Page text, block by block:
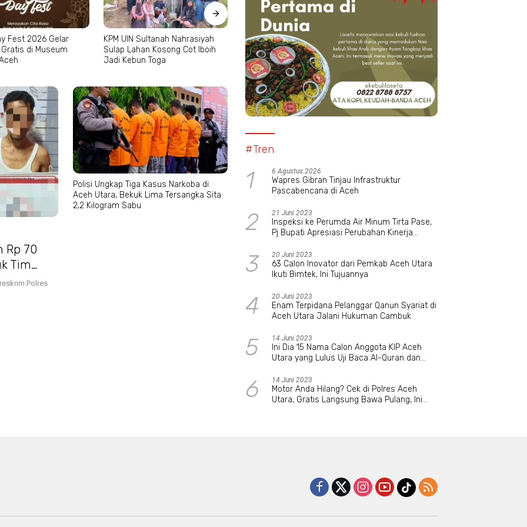
Fest 2026 Gelar
di Museum
KPM UIN Sultanah Nahrasiyah
Sulap Lahan Kosong Cot Iboih
Jadi Kebun Toga
Kapolres Aceh Selatan Bedah
Rumah Janda Eks Kombatan
GAM dan Bantu Modal UMKM
Islamic Relief Indonesia Hibur
Anak Yatim Cianjur Lewat
Rekreasi Bersama
Rp 70
Tim
Polres
Polisi Ungkap Tiga Kasus Narkoba di
Aceh Utara, Bekuk Lima Tersangka Sita
2,2 Kilogram Sabu
#Tren
1 6 Agustus 2026
Wapres Gibran Tinjau Infrastruktur
Pascabencana di Aceh
2 21 Juni 2023
Inspeksi ke Perumda Air Minum Tirta Pase,
Pj Bupati Apresiasi Perubahan Kinerja
3 20 Juni 2023
63 Calon Inovator dari Pemkab Aceh Utara
Ikuti Bimtek, Ini Tujuannya
4 20 Juni 2023
Enam Terpidana Pelanggar Qanun Syariat di
Aceh Utara Jalani Hukuman Cambuk
5 14 Juni 2023
Ini Dia 15 Nama Calon Anggota KIP Aceh
Utara yang Lulus Uji Baca Al-Quran dan
6 14 Juni 2023
Motor Anda Hilang? Cek di Polres Aceh
Utara, Gratis Langsung Bawa Pulang, Ini